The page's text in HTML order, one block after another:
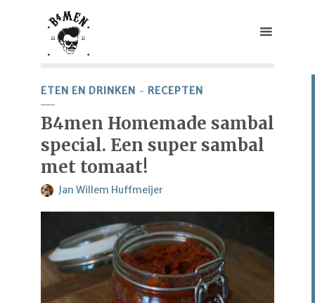
ETEN EN DRINKEN RECEPTEN
B4men Homemade sambal
special. Een super sambal
met tomaat!
Jan Willem Huffmeijer